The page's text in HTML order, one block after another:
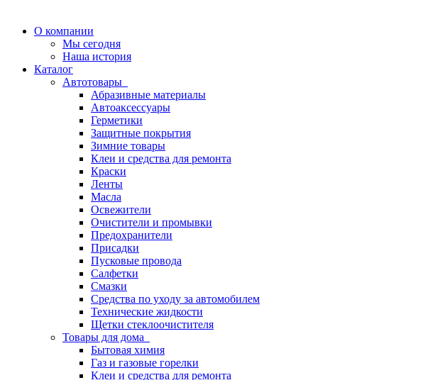
О компании
Мы сегодня
Наша история
Каталог
Автотовары
Абразивные материалы
Автоаксессуары
Герметики
Защитные покрытия
Зимние товары
Клеи и средства для ремонта
Краски
Ленты
Масла
Освежители
Очистители и промывки
Предохранители
Присадки
Пусковые провода
Салфетки
Смазки
Средства по уходу за автомобилем
Технические жидкости
Щетки стеклоочистителя
Товары для дома
Бытовая химия
Газ и газовые горелки
Клеи и средства для ремонта